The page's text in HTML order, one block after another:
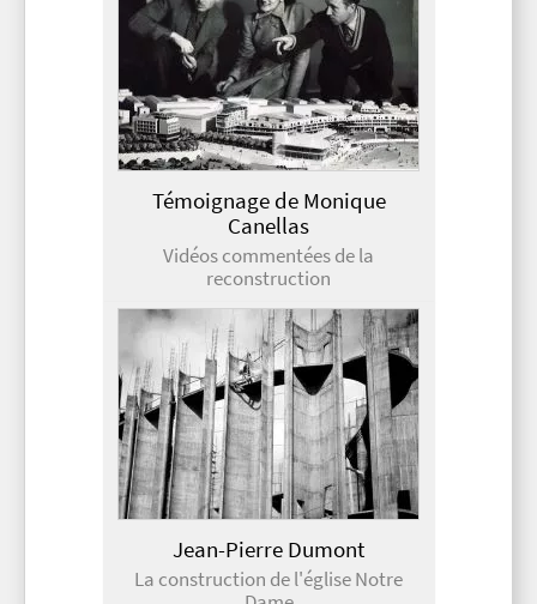
Témoignage de Monique
Canellas
Vidéos commentées de la
reconstruction
Jean-Pierre Dumont
La construction de l'église Notre